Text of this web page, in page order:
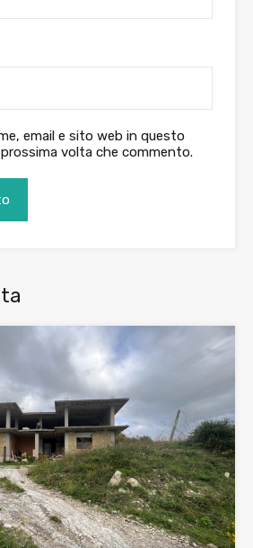
email e sito web in questo
volta che commento.